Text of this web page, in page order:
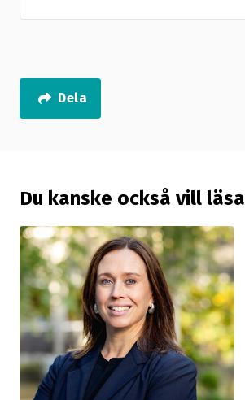
Dela
Du kanske också vill läsa